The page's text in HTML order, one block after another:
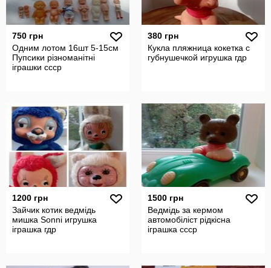
750 грн
Одним лотом 16шт 5-15см
Пупсики різноманітні
іграшки ссср
380 грн
Кукла пляжница кокетка с
губнушечкой игрушка гдр
1200 грн
Зайчик котик ведмідь
мишка Sonni игрушка
іграшка гдр
1500 грн
Ведмідь за кермом
автомобіліст рідкісна
іграшка ссср